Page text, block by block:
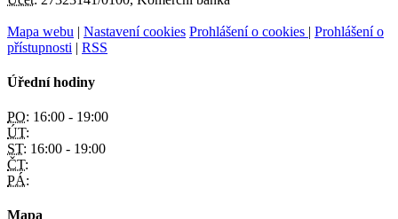
Mapa webu | Nastavení cookies Prohlášení o cookies | Prohlášení o
přístupnosti | RSS
Úřední hodiny
PO: 16:00 - 19:00
ÚT:
ST: 16:00 - 19:00
ČT:
PÁ:
Mapa